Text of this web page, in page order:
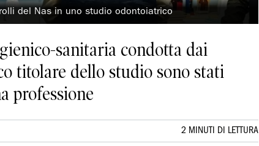
del Nas in uno studio odontoiatrico
sanitaria condotta dai
titolare dello studio sono stati
professione
2 MINUTI DI LETTURA